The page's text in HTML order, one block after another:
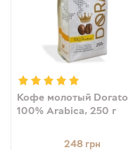
Кофе молотый Dorato
100% Arabica, 250 г
248 грн